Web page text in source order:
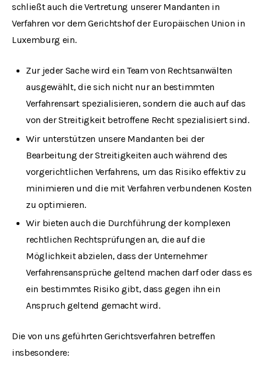
schließt auch die Vertretung unserer Mandanten in
Verfahren vor dem Gerichtshof der Europäischen Union in
Luxemburg ein.
Zur jeder Sache wird ein Team von Rechtsanwälten
ausgewählt, die sich nicht nur an bestimmten
Verfahrensart spezialisieren, sondern die auch auf das
von der Streitigkeit betroffene Recht spezialisiert sind.
Wir unterstützen unsere Mandanten bei der
Bearbeitung der Streitigkeiten auch während des
vorgerichtlichen Verfahrens, um das Risiko effektiv zu
minimieren und die mit Verfahren verbundenen Kosten
zu optimieren.
Wir bieten auch die Durchführung der komplexen
rechtlichen Rechtsprüfungen an, die auf die
Möglichkeit abzielen, dass der Unternehmer
Verfahrensansprüche geltend machen darf oder dass es
ein bestimmtes Risiko gibt, dass gegen ihn ein
Anspruch geltend gemacht wird.
Die von uns geführten Gerichtsverfahren betreffen
insbesondere: